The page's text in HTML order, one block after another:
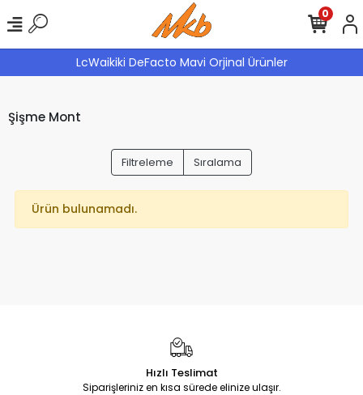
LcWaikiki DeFacto Mavi Orjinal Ürünler
0
Şişme Mont
Filtreleme Sıralama
Ürün bulunamadı.
Hızlı Teslimat
Siparişleriniz en kısa sürede elinize ulaşır.